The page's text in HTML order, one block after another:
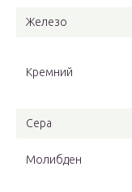
Железо
Кремний
Сера
Молибден